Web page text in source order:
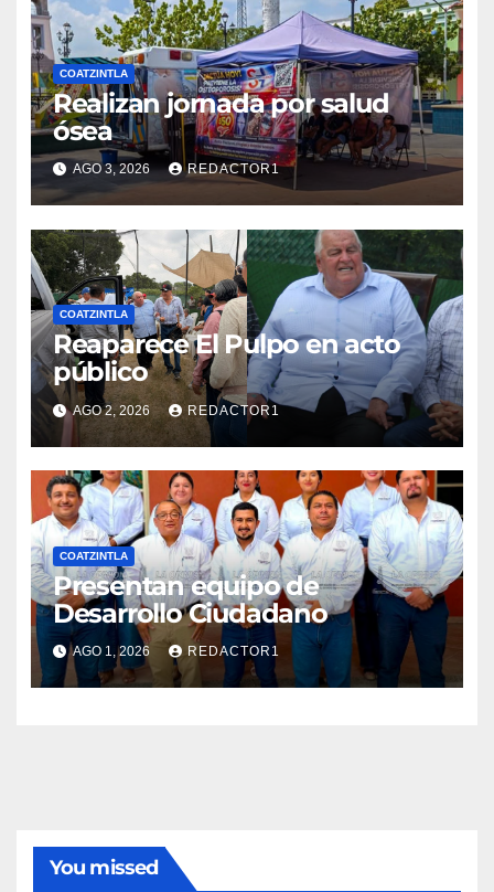
COATZINTLA
Realizan jornada por salud
ósea
AGO 3, 2026 REDACTOR1
COATZINTLA
Reaparece El Pulpo en acto
público
AGO 2, 2026 REDACTOR1
COATZINTLA
Presentan equipo de
Desarrollo Ciudadano
AGO 1, 2026 REDACTOR1
You missed